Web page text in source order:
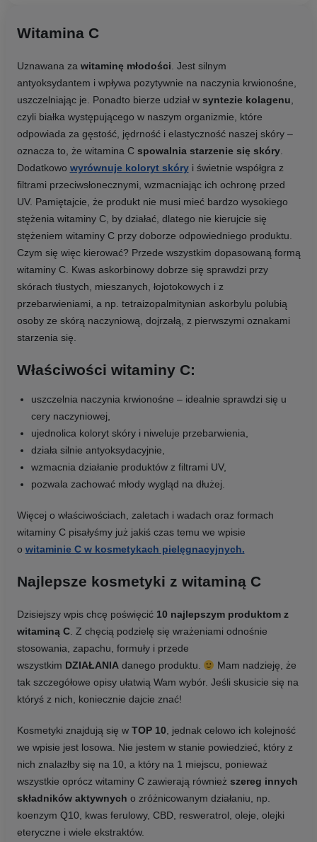
Witamina C
Uznawana za witaminę młodości. Jest silnym
antyoksydantem i wpływa pozytywnie na naczynia krwionośne,
uszczelniając je. Ponadto bierze udział w syntezie kolagenu,
czyli białka występującego w naszym organizmie, które
odpowiada za gęstość, jędrność i elastyczność naszej skóry –
oznacza to, że witamina C spowalnia starzenie się skóry.
Dodatkowo wyrównuje koloryt skóryi świetnie współgra z
filtrami przeciwsłonecznymi, wzmacniając ich ochronę przed
UV. Pamiętajcie, że produkt nie musi mieć bardzo wysokiego
stężenia witaminy C, by działać, dlatego nie kierujcie się
stężeniem witaminy C przy doborze odpowiedniego produktu.
Czym się więc kierować? Przede wszystkim dopasowaną formą
witaminy C. Kwas askorbinowy dobrze się sprawdzi przy
skórach tłustych, mieszanych, łojotokowych i z
przebarwieniami, a np. tetraizopalmitynian askorbylu polubią
osoby ze skórą naczyniową, dojrzałą, z pierwszymi oznakami
starzenia się.
Właściwości witaminy C:
uszczelnia naczynia krwionośne – idealnie sprawdzi się u
cery naczyniowej,
ujednolica koloryt skóry i niweluje przebarwienia,
działa silnie antyoksydacyjnie,
wzmacnia działanie produktów z filtrami UV,
pozwala zachować młody wygląd na dłużej.
Więcej o właściwościach, zaletach i wadach oraz formach
witaminy C pisałyśmy już jakiś czas temu we wpisie
o witaminie C w kosmetykach pielęgnacyjnych.
Najlepsze kosmetyki z witaminą C
Dzisiejszy wpis chcę poświęcić 10 najlepszym produktom z
witaminą C. Z chęcią podzielę się wrażeniami odnośnie
stosowania, zapachu, formuły i przede
wszystkim DZIAŁANIAdanego produktu.
Mam nadzieję, że
tak szczegółowe opisy ułatwią Wam wybór. Jeśli skusicie się na
któryś z nich, koniecznie dajcie znać!
Kosmetyki znajdują się w TOP 10, jednak celowo ich kolejność
we wpisie jest losowa. Nie jestem w stanie powiedzieć, który z
nich znalazłby się na 10, a który na 1 miejscu, ponieważ
wszystkie oprócz witaminy C zawierają również szereg innych
składników aktywnych o zróżnicowanym działaniu, np.
koenzym Q10, kwas ferulowy, CBD, resweratrol, oleje, olejki
eteryczne i wiele ekstraktów.